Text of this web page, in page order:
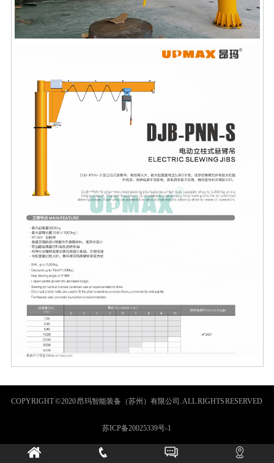
COPYRIGHT © 2020 昂玛智能装备（苏州）有限公司. ALL RIGHTS RESERVED
苏ICP备20025339号-1